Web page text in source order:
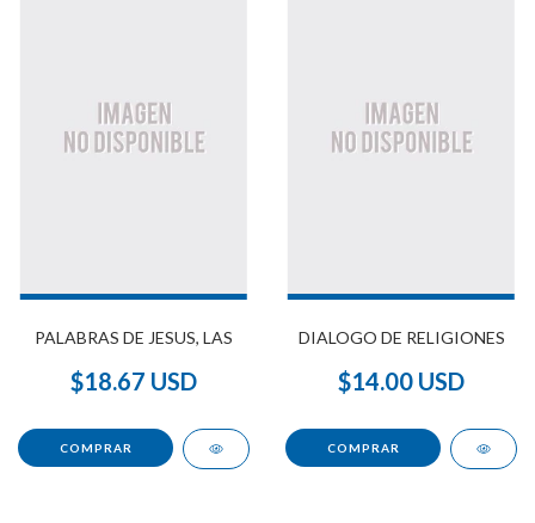
PALABRAS DE JESUS, LAS
$18.67 USD
DIALOGO DE RELIGIONES
$14.00 USD